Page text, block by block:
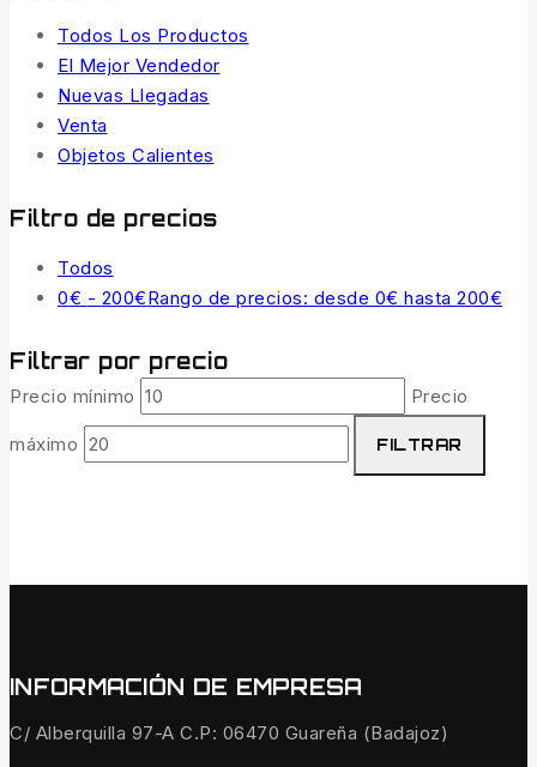
Todos Los Productos
El Mejor Vendedor
Nuevas Llegadas
Venta
Objetos Calientes
Filtro de precios
Todos
0€ - 200€Rango de precios: desde 0€ hasta 200€
Filtrar por precio
Precio mínimo Precio
máximo FILTRAR
INFORMACIÓN DE EMPRESA
C/ Alberquilla 97-A C.P: 06470 Guareña (Badajoz)